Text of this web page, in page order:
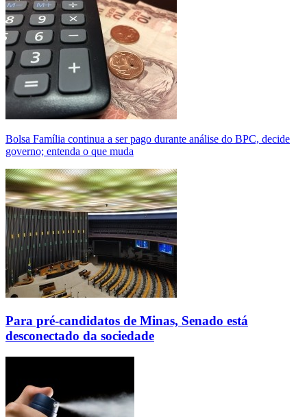
Bolsa Família continua a ser pago durante análise do BPC, decide
governo; entenda o que muda
Para pré-candidatos de Minas, Senado está
desconectado da sociedade